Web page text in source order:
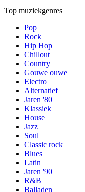
Top muziekgenres
Pop
Rock
Hip Hop
Chillout
Country
Gouwe ouwe
Electro
Alternatief
Jaren '80
Klassiek
House
Jazz
Soul
Classic rock
Blues
Latin
Jaren '90
R&B
Balladen